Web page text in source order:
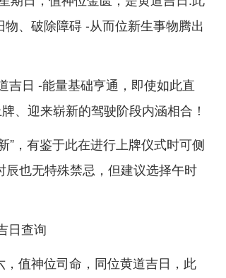
物、破除障碍 -从而位新生事物腾出
吉日 -能量基础亨通，即使如此直
、迎来崭新的驾驶阶段内涵相合！
”，有鉴于此在进行上牌仪式时可侧
也无特殊禁忌，但建议选择午时
值神位司命，同位黄道吉日，此